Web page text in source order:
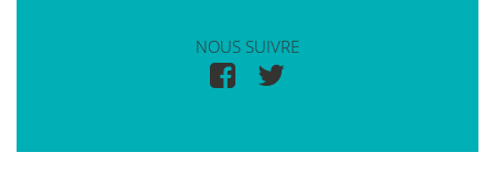
NOUS SUIVRE